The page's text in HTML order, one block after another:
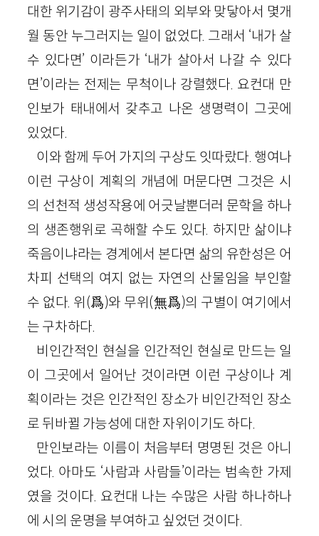
대한 위기감이 광주사태의 외부와 맞닿아서 몇개
월 동안 누그러지는 일이 없었다. 그래서 ‘내가 살
수 있다면’ 이라든가 ‘내가 살아서 나갈 수 있다
면’이라는 전제는 무척이나 강렬했다. 요컨대 만
인보가 태내에서 갖추고 나온 생명력이 그곳에
있었다.
이와 함께 두어 가지의 구상도 잇따랐다. 행여나
이런 구상이 계획의 개념에 머문다면 그것은 시
의 선천적 생성작용에 어긋날뿐더러 문학을 하나
의 생존행위로 곡해할 수도 있다. 하지만 삶이냐
죽음이냐라는 경계에서 본다면 삶의 유한성은 어
차피 선택의 여지 없는 자연의 산물임을 부인할
수 없다. 위(爲)와 무위(無爲)의 구별이 여기에서
는 구차하다.
비인간적인 현실을 인간적인 현실로 만드는 일
이 그곳에서 일어난 것이라면 이런 구상이나 계
획이라는 것은 인간적인 장소가 비인간적인 장소
로 뒤바뀔 가능성에 대한 자위이기도 하다.
만인보라는 이름이 처음부터 명명된 것은 아니
었다. 아마도 ‘사람과 사람들’이라는 범속한 가제
였을 것이다. 요컨대 나는 수많은 사람 하나하나
에 시의 운명을 부여하고 싶었던 것이다.